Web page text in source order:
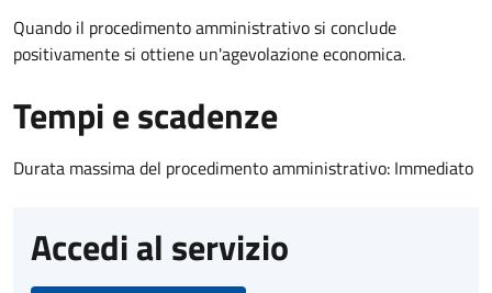
Quando il procedimento amministrativo si conclude
positivamente si ottiene un'agevolazione economica.
Tempi e scadenze
Durata massima del procedimento amministrativo: Immediato
Accedi al servizio